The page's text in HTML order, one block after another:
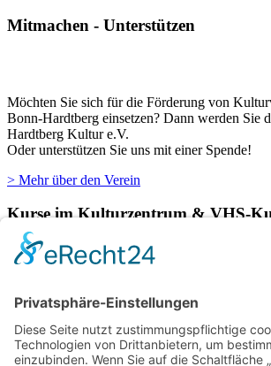
Mitmachen - Unterstützen
Möchten Sie sich für die Förderung von
Bonn-Hardtberg einsetzen? Dann werden Sie
Hardtberg Kultur e.V.
Oder unterstützen Sie uns mit einer Spende!
> Mehr über den Verein
Kurse im Kulturzentrum & VHS-
Räumlichkeiten im Kulturzentrum für einige
> Hier finden Sie eine aktuelle Übersicht.